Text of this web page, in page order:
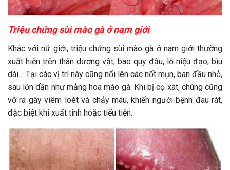
Triệu chứng sùi mào gà ở nam giới
Khác với nữ giới, triệu chứng sùi mào gà ở nam giới thường
xuất hiện trên thân dương vật, bao quy đầu, lỗ niệu đạo, bìu
dái… Tại các vị trí này cũng nổi lên các nốt mụn, ban đầu nhỏ,
sau lớn dần như mảng hoa mào gà. Khi bị cọ xát, chúng cũng
vỡ ra gây viêm loét và chảy máu, khiến người bệnh đau rát,
đặc biệt khi xuất tinh hoặc tiểu tiện.